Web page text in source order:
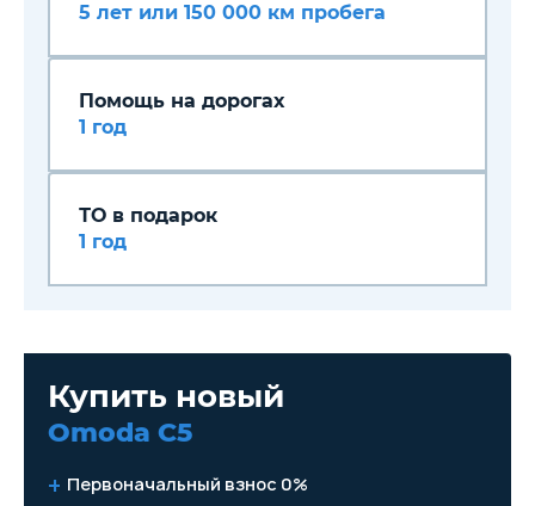
5 лет или 150 000 км пробега
Помощь на дорогах
1 год
ТО в подарок
1 год
Купить новый
Omoda C5
Первоначальный взнос 0%